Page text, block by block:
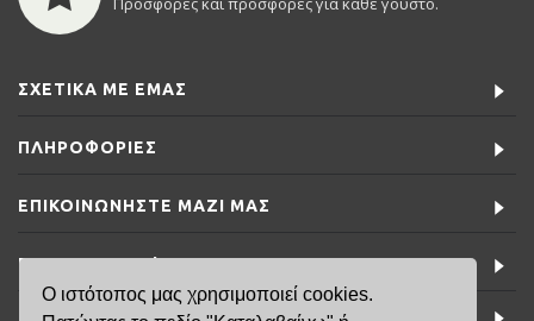
Ο ιστότοπος μας χρησιμοποιεί cookies.
ΣΧΕΤΙΚΆ ΜΕ ΕΜΆΣ
ΠΛΗΡΟΦΟΡΊΕΣ
ΕΠΙΚΟΙΝΩΝΉΣΤΕ ΜΑΖΊ ΜΑΣ
ΕΙΔΙΚΈΣ ΠΡΟΣΦΟΡΈΣ
ΤΕΛΕΥΤΑΊΑ ΝΈΑ